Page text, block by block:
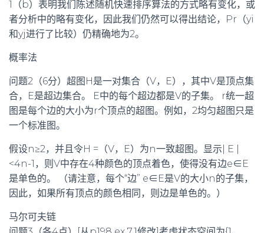
1（b）表明我们陈述随机快速排序算法的方式略有变化，或
者分析中的略有变化，因此我们仍然可以得出结论，Pr（yi
和yj进行了比较）仍精确地为2。
概率法
问题2（6分）超图H是一对集合（V，E），其中V是顶点集
合，E是超边集合。 E中的每个超边都是V的子集。 r统一超
图是每个边的大小为r个顶点的超图。例如，2均匀超图只是
一个标准图。
假设n≥2，并且令H =（V，E）为n一致超图。显示| E |
<4n-1，则V中存在4种颜色的顶点着色，使得没有边e∈E
是单色的。 （请注意，每个“边” e∈E是V的大小n的子集，
因此，如果所有顶点的颜色相同，则边是单色的。）
马尔可夫链